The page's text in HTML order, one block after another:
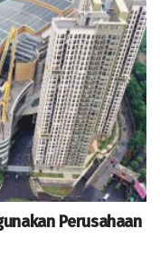
Perusahaan